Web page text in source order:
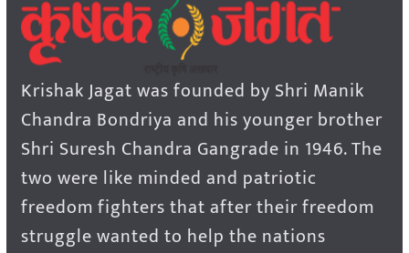
Krishak Jagat was founded by Shri Manik
Chandra Bondriya and his younger brother
Shri Suresh Chandra Gangrade in 1946. The
two were like minded and patriotic
freedom fighters that after their freedom
struggle wanted to help the nations